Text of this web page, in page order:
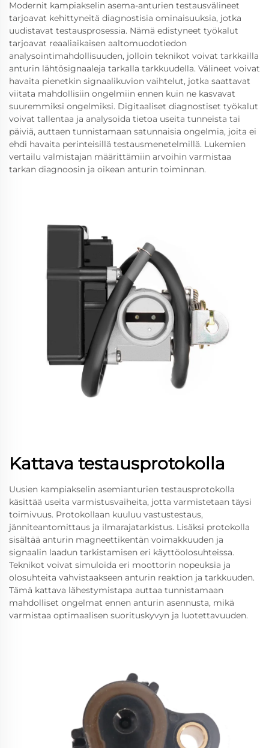
Modernit kampiakselin asema-anturien testausvälineet
tarjoavat kehittyneitä diagnostisia ominaisuuksia, jotka
uudistavat testausprosessia. Nämä edistyneet työkalut
tarjoavat reaaliaikaisen aaltomuodotiedon
analysointimahdollisuuden, jolloin teknikot voivat tarkkailla
anturin lähtösignaaleja tarkalla tarkkuudella. Välineet voivat
havaita pienetkin signaalikuvion vaihtelut, jotka saattavat
viitata mahdollisiin ongelmiin ennen kuin ne kasvavat
suuremmiksi ongelmiksi. Digitaaliset diagnostiset työkalut
voivat tallentaa ja analysoida tietoa useita tunneista tai
päiviä, auttaen tunnistamaan satunnaisia ongelmia, joita ei
ehdi havaita perinteisillä testausmenetelmillä. Lukemien
vertailu valmistajan määrittämiin arvoihin varmistaa
tarkan diagnoosin ja oikean anturin toiminnan.
Kattava testausprotokolla
Uusien kampiakselin asemianturien testausprotokolla
käsittää useita varmistusvaiheita, jotta varmistetaan täysi
toimivuus. Protokollaan kuuluu vastustestaus,
jänniteantomittaus ja ilmarajatarkistus. Lisäksi protokolla
sisältää anturin magneettikentän voimakkuuden ja
signaalin laadun tarkistamisen eri käyttöolosuhteissa.
Teknikot voivat simuloida eri moottorin nopeuksia ja
olosuhteita vahvistaakseen anturin reaktion ja tarkkuuden.
Tämä kattava lähestymistapa auttaa tunnistamaan
mahdolliset ongelmat ennen anturin asennusta, mikä
varmistaa optimaalisen suorituskyvyn ja luotettavuuden.